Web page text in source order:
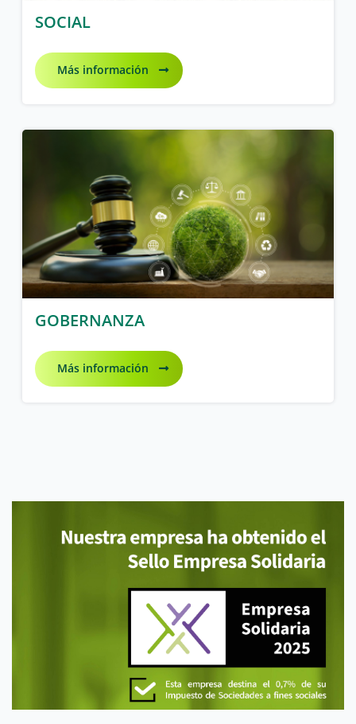
SOCIAL
Más información
GOBERNANZA
Más información